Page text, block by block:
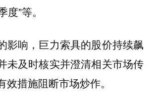
”等。
影响，巨力索具的股价持续飙
未及时核实并澄清相关市场传
效措施阻断市场炒作。